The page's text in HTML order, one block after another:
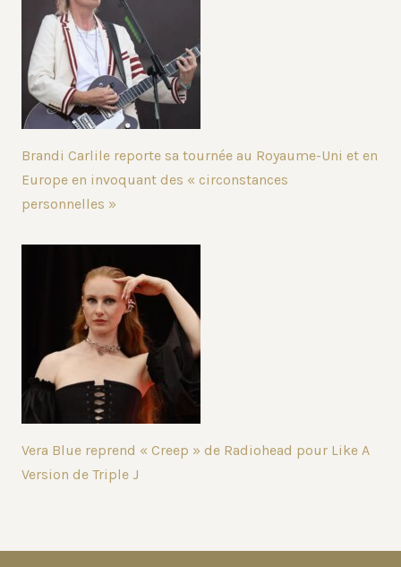
Brandi Carlile reporte sa tournée au Royaume-Uni et en
Europe en invoquant des « circonstances
personnelles »
Vera Blue reprend « Creep » de Radiohead pour Like A
Version de Triple J